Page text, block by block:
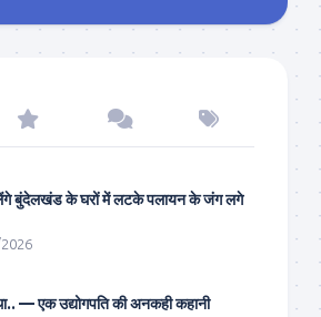
बुंदेलखंड के घरों में लटके पलायन के जंग लगे
— एक उद्योगपति की अनकही कहानी